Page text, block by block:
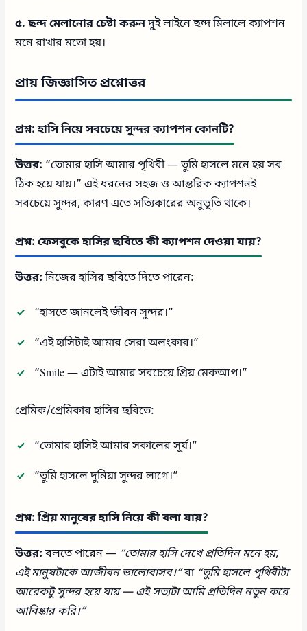
৫. ছন্দ মেলানোর চেষ্টা করুনদুই লাইনে ছন্দ মিলালে ক্যাপশন
মনে রাখার মতো হয়।
প্রায় জিজ্ঞাসিত প্রশ্নোত্তর
প্রশ্ন: হাসি নিয়ে সবচেয়ে সুন্দর ক্যাপশন কোনটি?
উত্তর: “তোমার হাসি আমার পৃথিবী — তুমি হাসলে মনে হয় সব
ঠিক হয়ে যায়।” এই ধরনের সহজ ও আন্তরিক ক্যাপশনই
সবচেয়ে সুন্দর, কারণ এতে সত্যিকারের অনুভূতি থাকে।
প্রশ্ন: ফেসবুকে হাসির ছবিতে কী ক্যাপশন দেওয়া যায়?
উত্তর:নিজের হাসির ছবিতে দিতে পারেন:
“হাসতে জানলেই জীবন সুন্দর।”
“এই হাসিটাই আমার সেরা অলংকার।”
“Smile — এটাই আমার সবচেয়ে প্রিয় মেকআপ।”
প্রেমিক/প্রেমিকার হাসির ছবিতে:
“তোমার হাসিই আমার সকালের সূর্য।”
“তুমি হাসলে দুনিয়া সুন্দর লাগে।”
প্রশ্ন: প্রিয় মানুষের হাসি নিয়ে কী বলা যায়?
উত্তর:বলতে পারেন — “তোমার হাসি দেখে প্রতিদিন মনে হয়,
এই মানুষটাকে আজীবন ভালোবাসব।”বা “তুমি হাসলে পৃথিবীটা
আরেকটু সুন্দর হয়ে যায় — এই সত্যটা আমি প্রতিদিন নতুন করে
আবিষ্কার করি।”